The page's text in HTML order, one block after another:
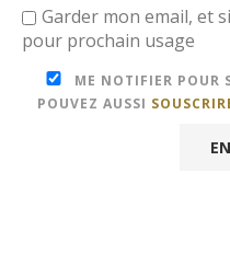
Garder mon email, et
pour prochain usage
ME NOTIFIER POUR
POUVEZ AUSSI